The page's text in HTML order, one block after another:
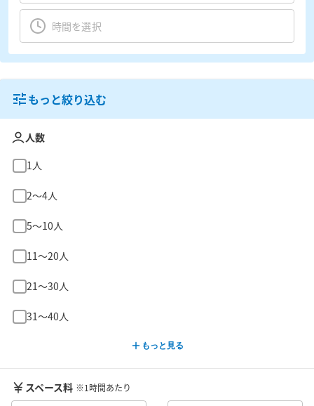
もっと絞り込む
人数
1人
2〜4人
5〜10人
11〜20人
21〜30人
31〜40人
もっと見る
スペース料 ※1時間あたり